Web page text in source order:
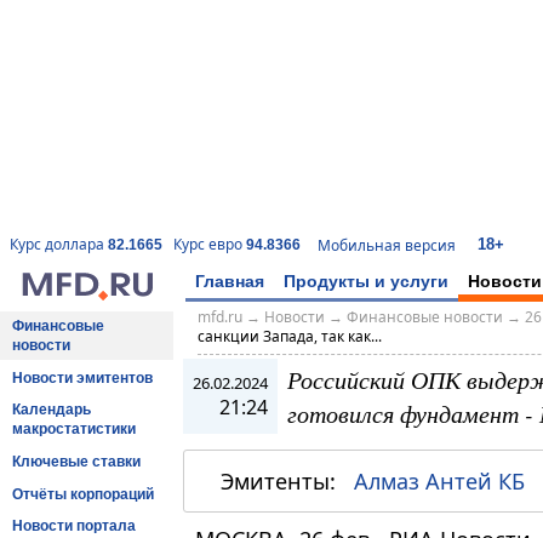
Курс доллара 82.1665 Курс евро 94.8366 Мобильная версия 18+
Главная Продукты и услуги Новости
Финансовые
новости
Новости эмитентов
Календарь
макростатистики
Ключевые ставки
Отчёты корпораций
Новости портала
mfd.ru→ Новости → Финансовые новости →
санкции Запада, так как...
26.02.2024
21:24
Российский ОПК
готовился фундамент
Эмитенты: Алмаз Антей КБ